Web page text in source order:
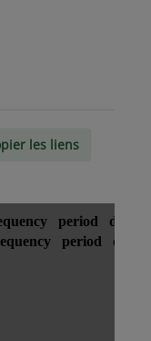
les liens